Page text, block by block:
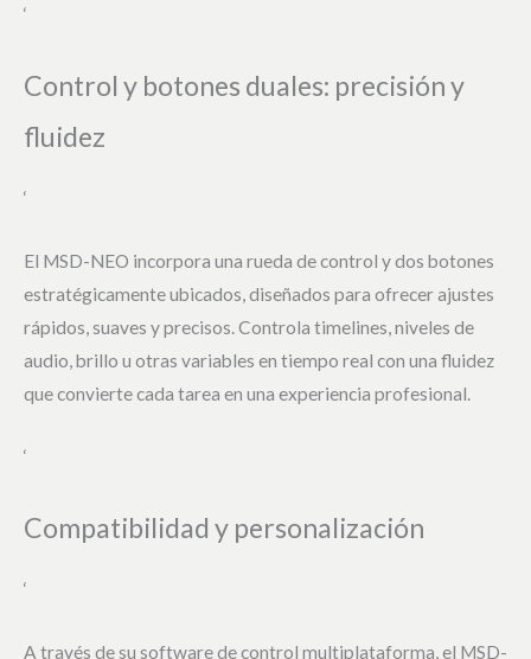
‘
Control y botones duales: precisión y
fluidez
‘
El MSD-NEO incorpora una rueda de control y dos botones
estratégicamente ubicados, diseñados para ofrecer ajustes
rápidos, suaves y precisos. Controla timelines, niveles de
audio, brillo u otras variables en tiempo real con una fluidez
que convierte cada tarea en una experiencia profesional.
‘
Compatibilidad y personalización
‘
A través de su software de control multiplataforma, el MSD-